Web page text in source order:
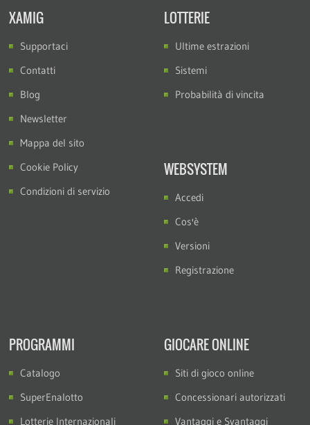
XAMIG
Supportaci
Contatti
Blog
Newsletter
Mappa del sito
Cookie Policy
Condizioni di servizio
LOTTERIE
Ultime estrazioni
Sistemi
Probabilità di vincita
WEBSYSTEM
Accedi
Cos'è
Versioni
Registrazione
PROGRAMMI
Catalogo
SuperEnalotto
Lotterie Internazionali
GIOCARE ONLINE
Siti di gioco online
Concessionari autorizzati
Vantaggi e Svantaggi